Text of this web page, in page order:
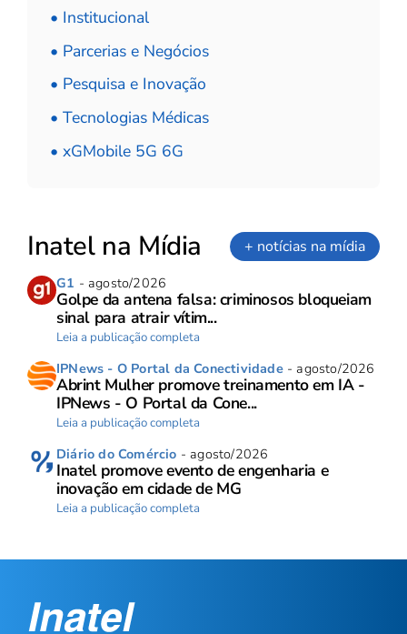
• Institucional
• Parcerias e Negócios
• Pesquisa e Inovação
• Tecnologias Médicas
• xGMobile 5G 6G
Inatel na Mídia + notícias na mídia
G1 - agosto/2026
Golpe da antena falsa: criminosos bloqueiam
sinal para atrair vítim...
Leia a publicação completa
IPNews - O Portal da Conectividade- agosto/2026
Abrint Mulher promove treinamento em IA -
IPNews - O Portal da Cone...
Leia a publicação completa
Diário do Comércio - agosto/2026
Inatel promove evento de engenharia e
inovação em cidade de MG
Leia a publicação completa